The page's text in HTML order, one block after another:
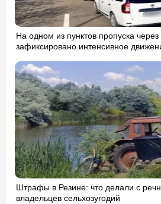
На одном из пунктов пропуска через
зафиксировано интенсивное
Штрафы в Резине: что делали с
владельцев сельхозугодий